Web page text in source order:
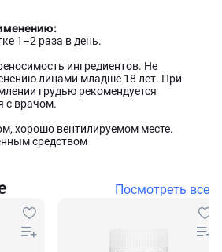
1–2 раза в день.
ингредиентов. Не
лицами младше 18 лет. При
грудью рекомендуется
с врачом.
хорошо вентилируемом месте.
средством
Посмотреть все